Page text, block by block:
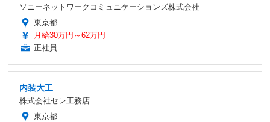
ソニーネットワークコミュニケーションズ株式会社
東京都
月給30万円～62万円
正社員
内装大工
株式会社セレ工務店
東京都